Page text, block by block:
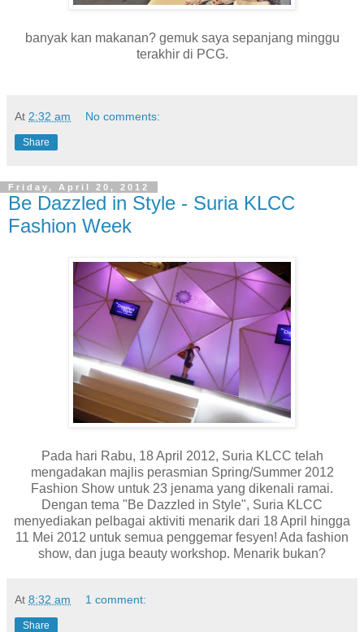
banyak kan makanan? gemuk saya sepanjang minggu
terakhir di PCG.
At 2:32 am No comments:
Share
Friday, April 20, 2012
Be Dazzled in Style - Suria KLCC
Fashion Week
Pada hari Rabu, 18 April 2012, Suria KLCC telah
mengadakan majlis perasmian Spring/Summer 2012
Fashion Show untuk 23 jenama yang dikenali ramai.
Dengan tema "Be Dazzled in Style", Suria KLCC
menyediakan pelbagai aktiviti menarik dari 18 April hingga
11 Mei 2012 untuk semua penggemar fesyen! Ada fashion
show, dan juga beauty workshop. Menarik bukan?
At 8:32 am 1 comment:
Share